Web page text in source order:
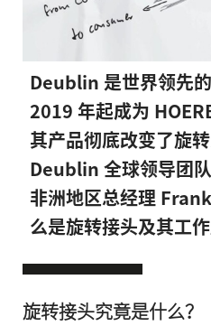
Deublin 是世界领先
2019 年起成为
其产品彻底改变了旋
Deublin 全球领导团
非洲地区总经理
么是旋转接头及其工作
旋转接头究竟是什么？